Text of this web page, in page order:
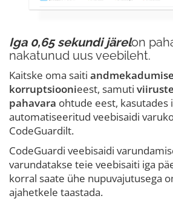
Iga 0,65 sekundi järelon
nakatunud uus veebileht.
Kaitske oma saiti
korruptsioonieest, samuti
pahavara ohtude eest, kasutades
automatiseeritud veebisaidi
CodeGuardilt.
CodeGuardi veebisaidi
varundatakse teie veebisaiti iga
korral saate ühe nupuvajutusega
ajahetkele taastada.